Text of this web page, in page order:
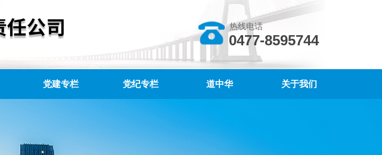
热线电话
0477-8595744
党建专栏 党纪专栏 道中华 关于我们